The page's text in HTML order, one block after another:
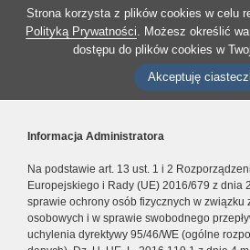
Strona korzysta z plików cookies w celu
Polityką Prywatności. Możesz określić
dostępu do plików cookies w
Akceptuję
Informacja Administratora
Na podstawie art. 13 ust. 1 i 2
Europejskiego i Rady (UE) 2016/679 z dnia
sprawie ochrony osób fizycznych w związku
osobowych i w sprawie swobodnego
uchylenia dyrektywy 95/46/WE (ogólne